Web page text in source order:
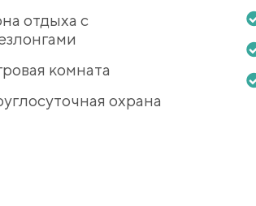
отдыха с
комната
охрана